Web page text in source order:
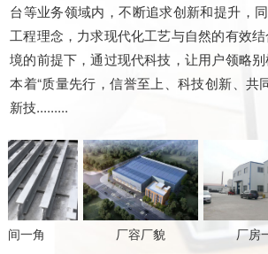
台等业务领域内，不断追求创新和提升，
工程理念，力求现代化工艺与自然的有效
境的前提下，通过现代科技，让用户领略
本着“质量先行，信誉至上、科技创新、共
新技.........
一角 厂容厂貌 厂房一